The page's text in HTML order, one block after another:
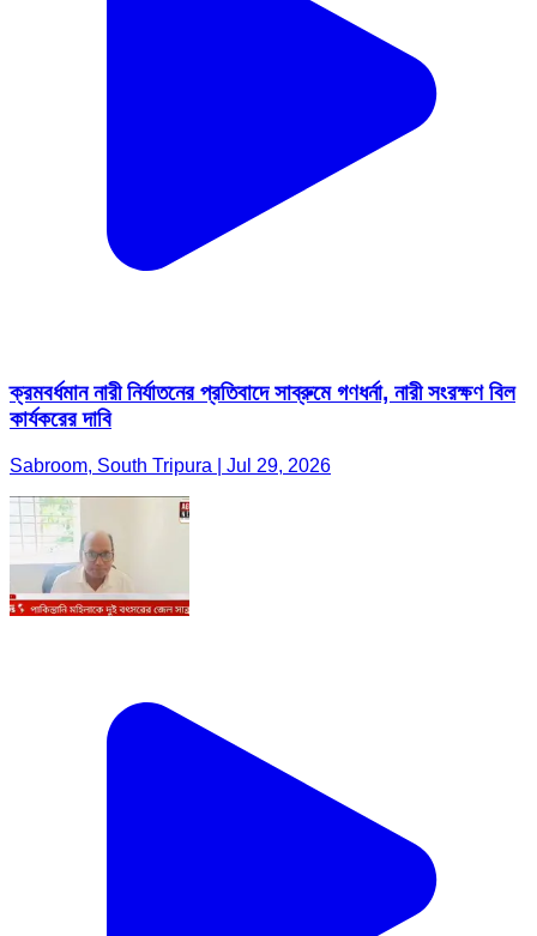
ক্রমবর্ধমান নারী নির্যাতনের প্রতিবাদে সাব্রুমে গণধর্না, নারী সংরক্ষণ বিল
কার্যকরের দাবি
Sabroom, South Tripura | Jul 29, 2026